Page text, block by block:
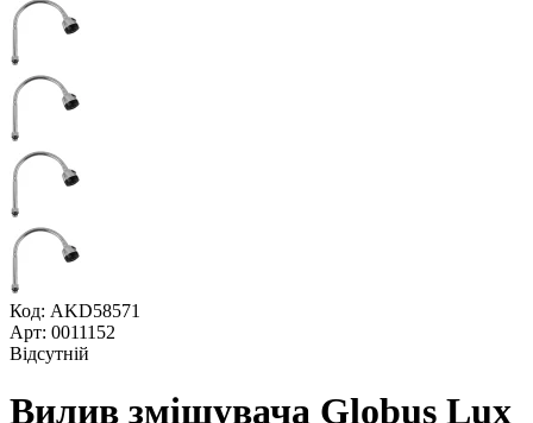
Код: AKD58571
Арт: 0011152
Відсутній
Вилив змішувача Globus Lux